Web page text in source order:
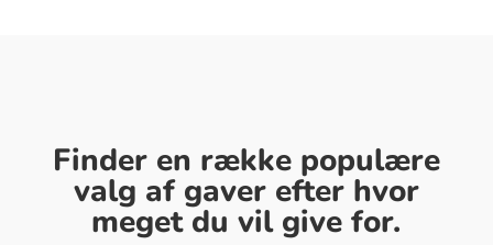
Finder en række populære
valg af gaver efter hvor
meget du vil give for.